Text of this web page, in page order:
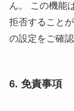
ん。 この機能
拒否すること
の設定をご確認
6. 免責事項